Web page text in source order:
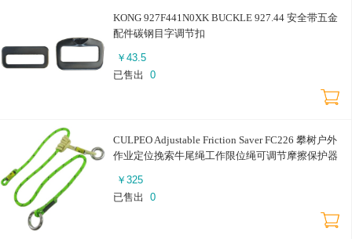
KONG 927F441N0XK BUCKLE 927.44 安全带五金
配件碳钢目字调节扣
￥ 43.5
已售出
0
CULPEO Adjustable Friction Saver FC226 攀树户外
作业定位挽索牛尾绳工作限位绳可调节摩擦保护器
￥ 325
已售出
0